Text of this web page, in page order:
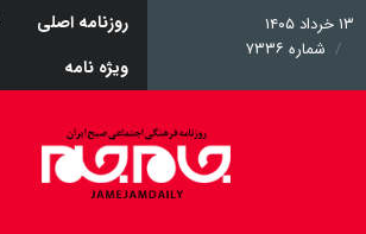
۱۳ خرداد ۱۴۰۵
شماره ۷۳۳۶
روزنامه اصلی
ویژه نامه